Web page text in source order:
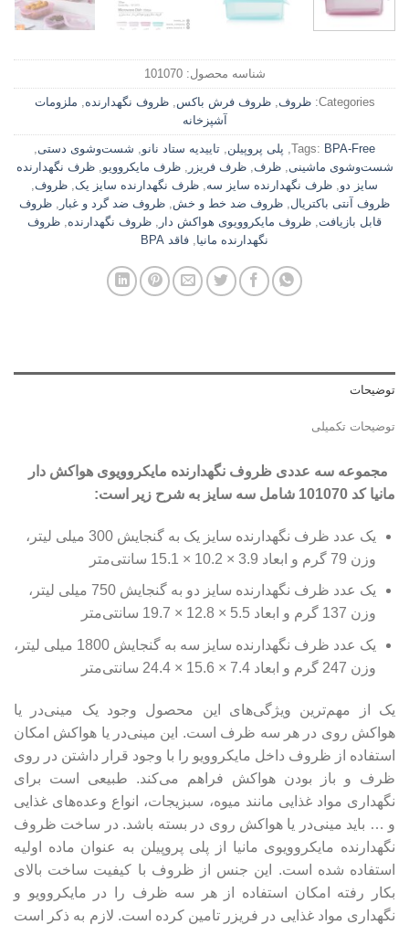
شناسه محصول:101070
Categories: ظروف ,ظروف فرش باکس ,ظروف نگهدارنده
ملزومات
آشپزخانه
Tags: BPA-Free پلی پروپیلن تاییدیه ستاد نانو شست‌وشوی دستی
شست‌وشوی ماشینی ,ظرف ,ظرف فریزر ,ظرف مایکروویو ,ظرف نگهدارنده
سایز دو ظرف نگهدارنده سایز سه ظرف نگهدارنده سایز یک ظروف
ظروف آنتی باکتریال ظروف ضد خط و خش ظروف ضد گرد و غبار
ظروف
قابل بازیافت ظروف مایکروویوی هواکش دار ظروف نگهدارنده ظروف
نگهدارنده مانیا فاقد BPA
توضیحات
توضیحات تکمیلی
مجموعه سه عددی ظروف نگهدارنده مایکروویوی هواکش دار
مانیا کد 101070 شامل سه سایز به شرح زیر است:
یک عدد ظرف نگهدارنده سایز یک به گنجایش 300 میلی لیتر،
وزن 79 گرم و ابعاد 3.9 × 10.2 × 15.1 سانتی‌متر
یک عدد ظرف نگهدارنده سایز دو به گنجایش 750 میلی لیتر،
وزن 137 گرم و ابعاد 5.5 × 12.8 × 19.7 سانتی‌متر
یک عدد ظرف نگهدارنده سایز سه به گنجایش 1800 میلی لیتر،
وزن 247 گرم و ابعاد 7.4 × 15.6 × 24.4 سانتی‌متر
یک از مهم‌ترین ویژگی‌های این محصول وجود یک مینی‌در یا
هواکش روی در هر سه ظرف است. این مینی‌در یا هواکش امکان
استفاده از ظروف داخل مایکروویو را با وجود قرار داشتن در روی
ظرف و باز بودن هواکش فراهم می‌کند. طبیعی است برای
نگهداری مواد غذایی مانند میوه، سبزیجات، انواع وعده‌های غذایی
و … باید مینی‌در یا هواکش روی در بسته باشد. در ساخت ظروف
نگهدارنده مایکروویوی مانیا از پلی پروپیلن به عنوان ماده اولیه
استفاده شده است. این جنس از ظروف با کیفیت ساخت بالای
بکار رفته امکان استفاده از هر سه ظرف را در مایکروویو و
نگهداری مواد غذایی در فریزر تامین کرده است. لازم به ذکر است